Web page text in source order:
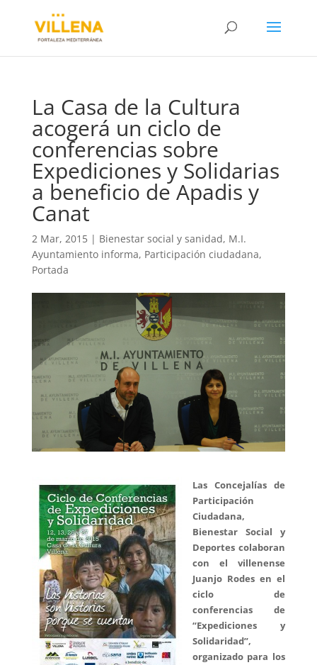
La Casa de la Cultura
acogerá un ciclo de
conferencias sobre
Expediciones y Solidarias
a beneficio de Apadis y
Canat
2 Mar, 2015| Bienestar social y sanidad, M.I.
Ayuntamiento informa, Participación ciudadana,
Portada
Las Concejalías de
Participación
Ciudadana,
Bienestar Social y
Deportes colaboran
con el villenense
Juanjo Rodes en el
ciclo de
conferencias de
“Expediciones y
Solidaridad”,
organizado para los